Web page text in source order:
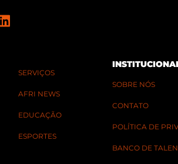
SERVIÇOS
AFRI NEWS
EDUCAÇÃO
ESPORTES
SOBRE NÓS
CONTATO
POLÍTICA DE
BANCO DE